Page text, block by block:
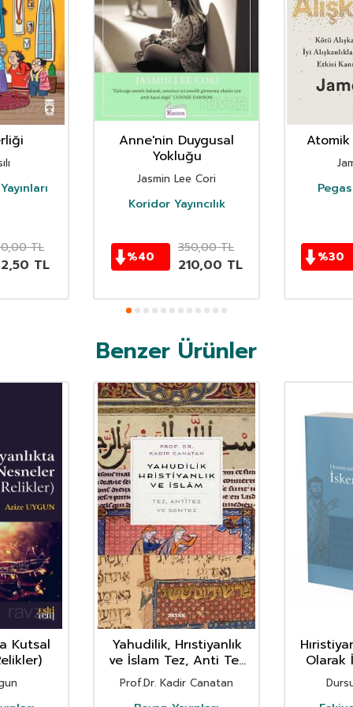
TL
TL
Anne'nin Duygusal
Yokluğu
Jasmin Lee Cori
Koridor Yayıncılık
%40
350,00TL
210,00 TL
Atomik
%30
Benzer Ürünler
Kutsal
Yahudilik, Hrıstiyanlık
ve İslam Tez, Anti Tez
ve Sentez
Prof.Dr. Kadir Canatan
Olarak